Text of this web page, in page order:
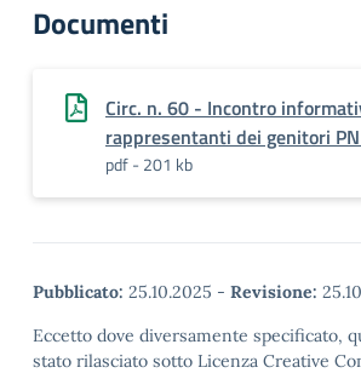
Documenti
Circ. n. 60 - Incontro
rappresentanti dei genitori
pdf - 201 kb
Pubblicato: 25.10.2025 - Revisione:
Eccetto dove diversamente specificato,
stato rilasciato sotto Licenza Creative